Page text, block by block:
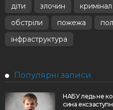
діти
злочин кримінал
обстріли
пожежа
інфраструктура
Популярні записи
НАБУ ледь не
сина